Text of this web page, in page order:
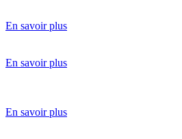
En savoir plus
En savoir plus
En savoir plus